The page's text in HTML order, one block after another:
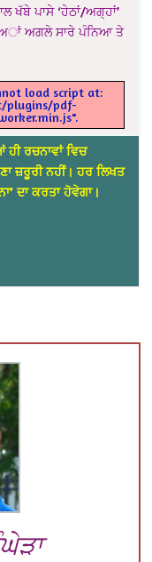
ਖੱਬੇ ਪਾਸੇ ‘ਹੇਠਾਂ/ਅਗ੍ਹਾਂ’
ਅਗਲੇ ਸਾਰੇ ਪੰਨਿਆ ਤੇ
load script at:
plugins/pdf-
ਹੀ ਰਚਨਾਵਾਂ ਵਿਚ
ਜ਼ਰੂਰੀ ਨਹੀਂ। ਹਰ ਲਿਖਤ
ਦਾ ਕਰਤਾ ਹੋਵੇਗਾ।